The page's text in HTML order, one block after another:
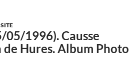
05/1996). Causse
Hures. Album Photo